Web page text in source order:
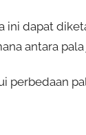
ini dapat
antara
perbedaan